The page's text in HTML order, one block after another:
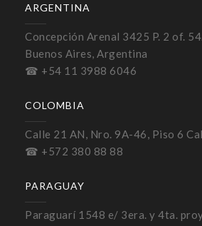
ARGENTINA
Concepción Arenal 3425 P. 2 of.
Buenos Aires, Argentina
☎ +54 11 3988 6046
COLOMBIA
Calle 21 AN, Nro. 9A-46, Piso 6
☎ +572 380 88 88
PARAGUAY
Paraguarí 1548 e/ 3era. y 4ta.